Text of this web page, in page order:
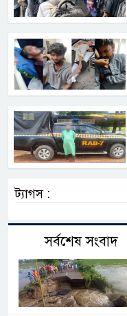
ট্যাগস :
সর্বশেষ সংবাদ